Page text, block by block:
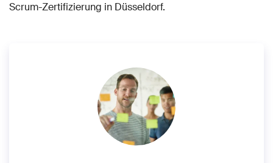
Scrum-Zertifizierung in Düsseldorf.